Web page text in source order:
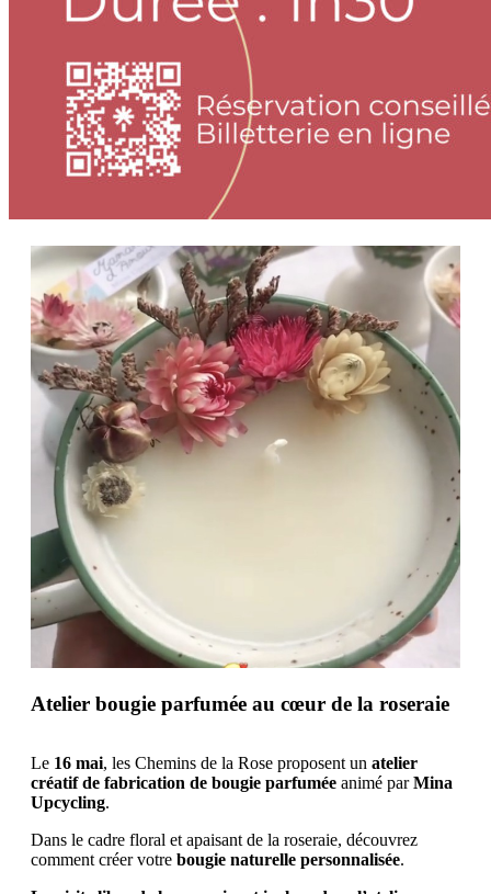
Atelier bougie parfumée au cœur de la roseraie
Le 16 mai, les Chemins de la Rose proposent un atelier
créatif de fabrication de bougie parfumée animé parMina
Upcycling.
Dans le cadre floral et apaisant de la roseraie, découvrez
comment créer votre bougie naturelle personnalisée.